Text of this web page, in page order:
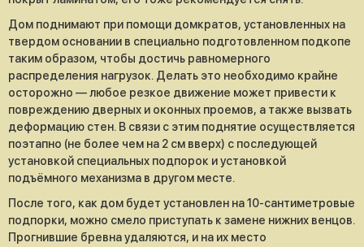
Дом поднимают при помощи домкратов, установленных на
твердом основании в специально подготовленном подкопе
таким образом, чтобы достичь равномерного
распределения нагрузок. Делать это необходимо крайне
осторожно — любое резкое движение может привести к
повреждению дверных и оконных проемов, а также вызвать
деформацию стен. В связи с этим поднятие осуществляется
поэтапно (не более чем на 2 см вверх) с последующей
установкой специальных подпорок и установкой
подъёмного механизма в другом месте.
После того, как дом будет установлен на 10-сантиметровые
подпорки, можно смело приступать к замене нижних венцов.
Прогнившие бревна удаляются, и на их место